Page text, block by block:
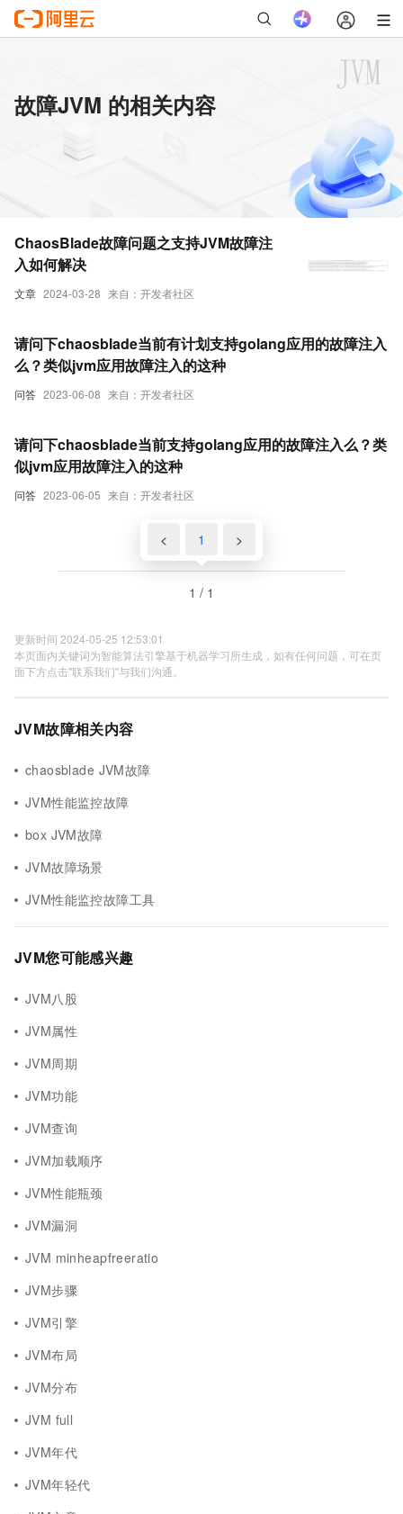
故障JVM 的相关内容
文章 2024-03-28 来自：开发者社区
ChaosBlade故障问题之支持JVM故障注
入如何解决
问答 2023-06-08 来自：开发者社区
请问下chaosblade当前有计划支持golang应用的故障注入
么？类似jvm应用故障注入的这种
问答 2023-06-05 来自：开发者社区
请问下chaosblade当前支持golang应用的故障注入么？类
似jvm应用故障注入的这种
< 1 >
1 / 1
更新时间 2024-05-25 12:53:01
本页面内关键词为智能算法引擎基于机器学习所生成，如有任何问题，可在页
面下方点击"联系我们"与我们沟通。
JVM故障相关内容
chaosblade JVM故障
JVM性能监控故障
box JVM故障
JVM故障场景
JVM性能监控故障工具
JVM您可能感兴趣
JVM八股
JVM属性
JVM周期
JVM功能
JVM查询
JVM加载顺序
JVM性能瓶颈
JVM漏洞
JVM minheapfreeratio
JVM步骤
JVM引擎
JVM布局
JVM分布
JVM full
JVM年代
JVM年轻代